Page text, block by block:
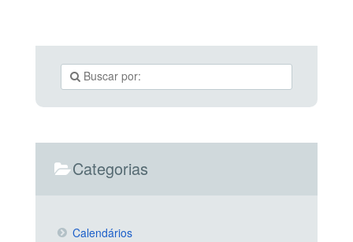
Categorias
Calendários